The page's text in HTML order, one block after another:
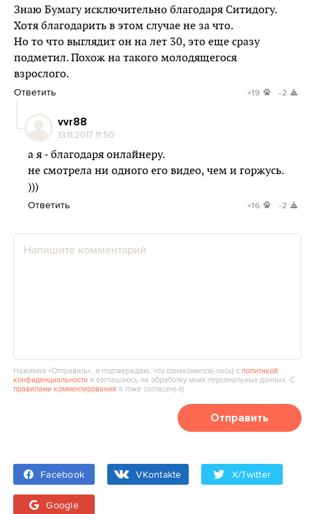
Знаю Бумагу исключительно благодаря Ситидогу.
Хотя благодарить в этом случае не за что.
Но то что выглядит он на лет 30, это еще сразу
подметил. Похож на такого молодящегося
взрослого.
Ответить +19 -2
vvr88
13.11.2017 11:50
а я - благодаря онлайнеру.
не смотрела ни одного его видео, чем и горжусь.
)))
Ответить +16 -2
Нажимая «Отправить», я подтверждаю, что ознакомился(‑лась) сполитикой
конфиденциальности и соглашаюсь на обработку моих персональных данных. С
правилами комментирования я тоже согласен(‑а).
Отправить
Facebook VKontakte X/Twitter
Google